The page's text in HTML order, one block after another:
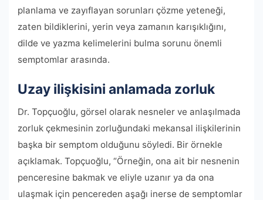
planlama ve zayıflayan sorunları çözme yeteneği,
zaten bildiklerini, yerin veya zamanın karışıklığını,
dilde ve yazma kelimelerini bulma sorunu önemli
semptomlar arasında.
Uzay ilişkisini anlamada zorluk
Dr. Topçuoğlu, görsel olarak nesneler ve anlaşılmada
zorluk çekmesinin zorluğundaki mekansal ilişkilerinin
başka bir semptom olduğunu söyledi. Bir örnekle
açıklamak. Topçuoğlu, “Örneğin, ona ait bir nesnenin
penceresine bakmak ve eliyle uzanır ya da ona
ulaşmak için pencereden aşağı inerse de semptomlar